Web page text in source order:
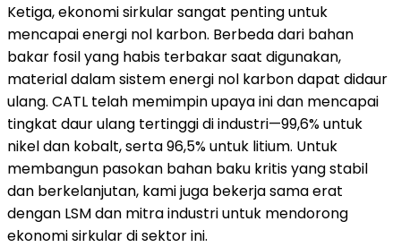
Ketiga, ekonomi sirkular sangat penting untuk
mencapai energi nol karbon. Berbeda dari bahan
bakar fosil yang habis terbakar saat digunakan,
material dalam sistem energi nol karbon dapat didaur
ulang. CATL telah memimpin upaya ini dan mencapai
tingkat daur ulang tertinggi di industri—99,6% untuk
nikel dan kobalt, serta 96,5% untuk litium. Untuk
membangun pasokan bahan baku kritis yang stabil
dan berkelanjutan, kami juga bekerja sama erat
dengan LSM dan mitra industri untuk mendorong
ekonomi sirkular di sektor ini.